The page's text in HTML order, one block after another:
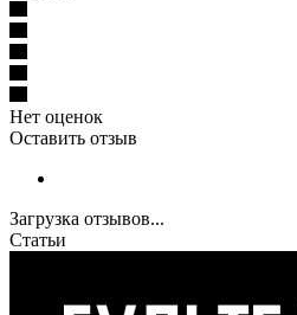
Нет оценок
Оставить отзыв
Загрузка отзывов...
Статьи